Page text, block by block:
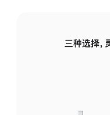
三种选择，